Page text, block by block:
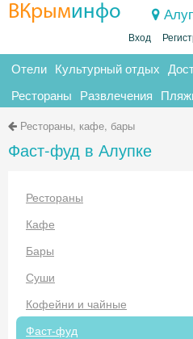
ВКрыминфо
Вход
Отели Культурный отдых
Рестораны Развлечения
Рестораны, кафе, бары
Фаст-фуд в Алупке
Рестораны
Кафе
Бары
Суши
Кофейни и чайные
Фаст-фуд